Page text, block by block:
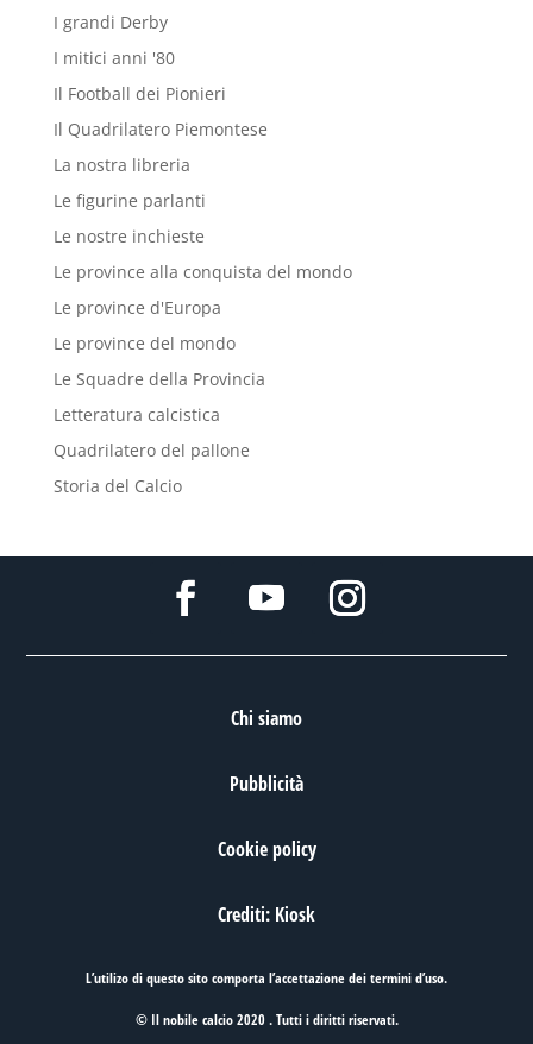
I grandi Derby
I mitici anni '80
Il Football dei Pionieri
Il Quadrilatero Piemontese
La nostra libreria
Le figurine parlanti
Le nostre inchieste
Le province alla conquista del mondo
Le province d'Europa
Le province del mondo
Le Squadre della Provincia
Letteratura calcistica
Quadrilatero del pallone
Storia del Calcio
Chi siamo
Pubblicità
Cookie policy
Crediti: Kiosk
L’utilizo di questo sito comporta l’accettazione deitermini d’uso.
© Il nobile calcio 2020 . Tutti i diritti riservati.